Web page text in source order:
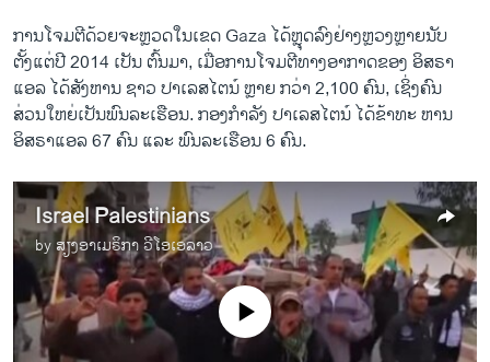
ການໂຈມຕີດ້ວຍຈະຫຼວດໃນເຂດ Gaza ໄດ້ຫຼຸດລົງຢ່າງຫຼວງຫຼາຍນັບ
ຕັ້ງແຕ່ປີ 2014 ເປັນ ຕົ້ນມາ, ເມື່ອການໂຈມຕີທາງອາກາດຂອງ ອິສຣາ
ແອລ ໄດ້ສັງຫານ ຊາວ ປາເລສໄຕນ໌ ຫຼາຍ ກວ່າ 2,100 ຄົນ, ເຊິ່ງຄົນ
ສ່ວນໃຫຍ່ເປັນພົນລະເຮືອນ. ກອງກຳລັງ ປາເລສໄຕນ໌ ໄດ້ຂ້າທະ ຫານ
ອິສຣາແອລ 67 ຄົນ ແລະ ພົນລະເຮືອນ 6 ຄົນ.
Israel Palestinians
by ສຽງອາເມຣິກາ ວີໂອເອລາວ
No media source currently available